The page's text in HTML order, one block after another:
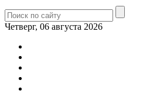
Четверг, 06 августа 2026